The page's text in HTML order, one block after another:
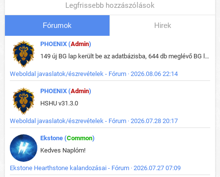
Legfrissebb hozzászólások
Fórumok Hirek
PHOENIX (Admin)
149 új BG lap került be az adatbázisba, 644 db meglévő BG lap módosult, bekerültek az új képek a megváltozott lapokhoz is.
Weboldal javaslatok/észrevételek - Fórum · 2026.08.06 22:14
PHOENIX (Admin)
HSHU v31.3.0
Weboldal javaslatok/észrevételek - Fórum · 2026.07.28 20:17
Ekstone (Common)
Kedves Naplóm!
Ekstone Hearthstone kalandozásai - Fórum · 2026.07.27 07:09